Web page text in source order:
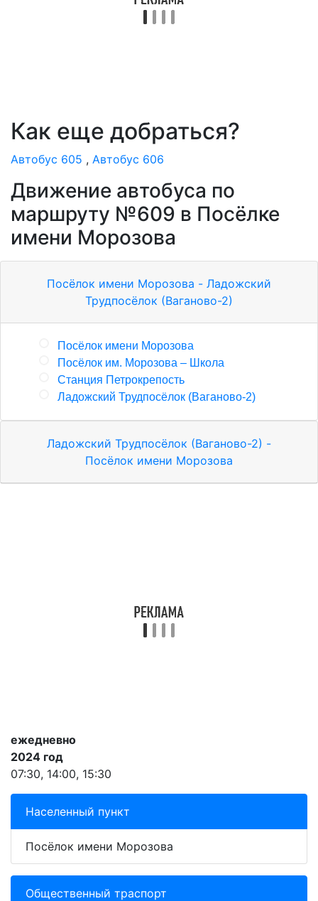
Как еще добраться?
Автобус 605 , Автобус 606
Движение автобуса по
маршруту №609 в Посёлке
имени Морозова
Посёлок имени Морозова - Ладожский
Трудпосёлок (Ваганово-2)
Посёлок имени Морозова
Посёлок им. Морозова – Школа
Станция Петрокрепость
Ладожский Трудпосёлок (Ваганово-2)
Ладожский Трудпосёлок (Ваганово-2) -
Посёлок имени Морозова
ежедневно
2024 год
07:30, 14:00, 15:30
Населенный пункт
Посёлок имени Морозова
Общественный траспорт